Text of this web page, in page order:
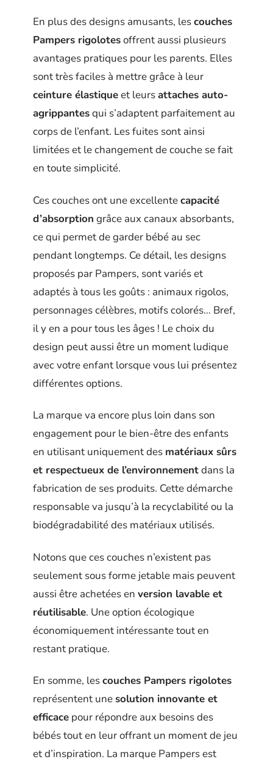
En plus des designs amusants, lescouches
Pampers rigolotesoffrent aussi plusieurs
avantages pratiques pour les parents. Elles
sont très faciles à mettre grâce à leur
ceinture élastiqueet leursattaches auto-
agrippantesqui s’adaptent parfaitement au
corps de l’enfant. Les fuites sont ainsi
limitées et le changement de couche se fait
en toute simplicité.
Ces couches ont une excellentecapacité
d’absorption grâce aux canaux absorbants,
ce qui permet de garder bébé au sec
pendant longtemps. Ce détail, les designs
proposés par Pampers, sont variés et
adaptés à tous les goûts : animaux rigolos,
personnages célèbres, motifs colorés… Bref,
il y en a pour tous les âges ! Le choix du
design peut aussi être un moment ludique
avec votre enfant lorsque vous lui présentez
différentes options.
La marque va encore plus loin dans son
engagement pour le bien-être des enfants
en utilisant uniquement des matériaux sûrs
et respectueux de l’environnementdans la
fabrication de ses produits. Cette démarche
responsable va jusqu’à la recyclabilité ou la
biodégradabilité des matériaux utilisés.
Notons que ces couches n’existent pas
seulement sous forme jetable mais peuvent
aussi être achetées en version lavable et
réutilisable. Une option écologique
économiquement intéressante tout en
restant pratique.
En somme, lescouches Pampers rigolotes
représentent unesolution innovante et
efficace pour répondre aux besoins des
bébés tout en leur offrant un moment de jeu
et d’inspiration. La marque Pampers est